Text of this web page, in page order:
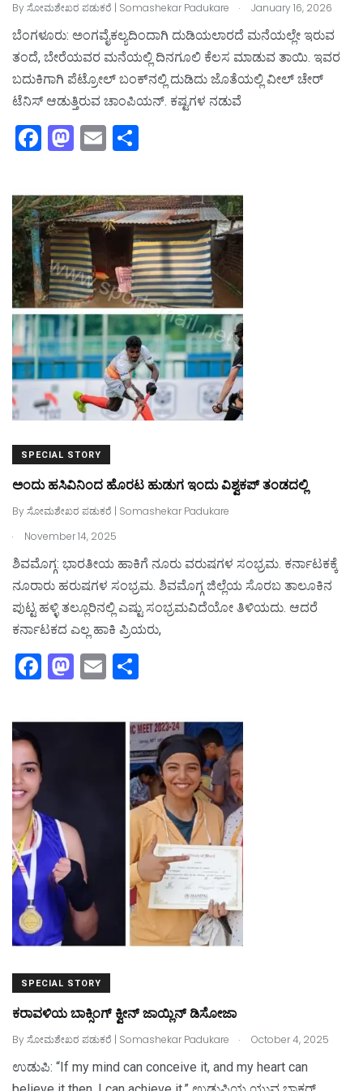
Byಸೋಮಶೇಖರ ಪಡುಕರೆ | Somashekar Padukare . January 16, 2026
ಬೆಂಗಳೂರು: ಅಂಗವೈಕಲ್ಯದಿಂದಾಗಿ ದುಡಿಯಲಾರದೆ ಮನೆಯಲ್ಲೇ ಇರುವ
ತಂದೆ, ಬೇರೆಯವರ ಮನೆಯಲ್ಲಿ ದಿನಗೂಲಿ ಕೆಲಸ ಮಾಡುವ ತಾಯಿ. ಇವರ
ಬದುಕಿಗಾಗಿ ಪೆಟ್ರೋಲ್‌ ಬಂಕ್‌ನಲ್ಲಿ ದುಡಿದು ಜೊತೆಯಲ್ಲಿ ವೀಲ್‌ ಚೇರ್‌
ಟೆನಿಸ್‌ ಆಡುತ್ತಿರುವ ಚಾಂಪಿಯನ್‌. ಕಷ್ಟಗಳ ನಡುವೆ
F
a
c
e
b
o
o
k
M
a
st
o
d
o
n
E
m
ai
l
ar
e
SPECIAL STORY
ಅಂದು ಹಸಿವಿನಿಂದ ಹೊರಟ ಹುಡುಗ ಇಂದು ವಿಶ್ವಕಪ್‌ ತಂಡದಲ್ಲಿ
Byಸೋಮಶೇಖರ ಪಡುಕರೆ | Somashekar Padukare
.
November 14, 2025
ಶಿವಮೊಗ್ಗ: ಭಾರತೀಯ ಹಾಕಿಗೆ ನೂರು ವರುಷಗಳ ಸಂಭ್ರಮ. ಕರ್ನಾಟಕಕ್ಕೆ
ನೂರಾರು ಹರುಷಗಳ ಸಂಭ್ರಮ. ಶಿವಮೊಗ್ಗ ಜಿಲ್ಲೆಯ ಸೊರಬ ತಾಲೂಕಿನ
ಪುಟ್ಟ ಹಳ್ಳಿ ತಲ್ಲೂರಿನಲ್ಲಿ ಎಷ್ಟು ಸಂಭ್ರಮವಿದೆಯೋ ತಿಳಿಯದು. ಆದರೆ
ಕರ್ನಾಟಕದ ಎಲ್ಲ ಹಾಕಿ ಪ್ರಿಯರು,
F
a
c
b
o
k
M
a
st
n
E
m
ai ar
e
SPECIAL STORY
ಕರಾವಳಿಯ ಬಾಕ್ಸಿಂಗ್‌ ಕ್ವೀನ್‌ ಜಾಯ್ಲಿನ್‌ ಡಿಸೋಜಾ
Byಸೋಮಶೇಖರ ಪಡುಕರೆ | Somashekar Padukare . October 4, 2025
ಉಡುಪಿ: “If my mind can conceive it, and my heart can